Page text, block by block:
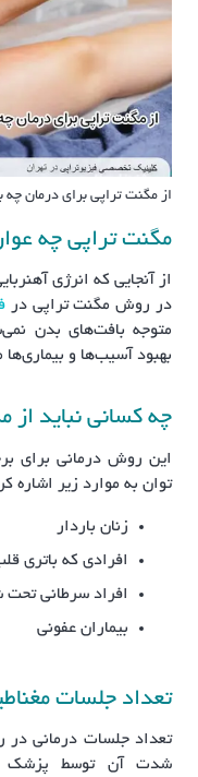
از مگنت تراپی برای درمان چه
مگنت تراپی چه
از آنجایی که انرژی
در روش مگنت تراپی در
متوجه بافت‌های بدن
بهبود آسیب‌ها و
چه کسانی نباید از
این روش درمانی برای
توان به موارد زیر اشاره
زنان باردار
افرادی که باتری
افراد سرطانی تحت
بیماران عفونی
تعداد جلسات
تعداد جلسات درمانی در
شدت آن توسط پزشک